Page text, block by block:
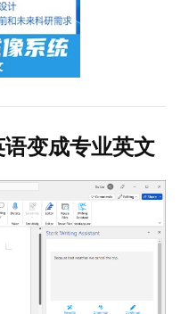
变成专业英文